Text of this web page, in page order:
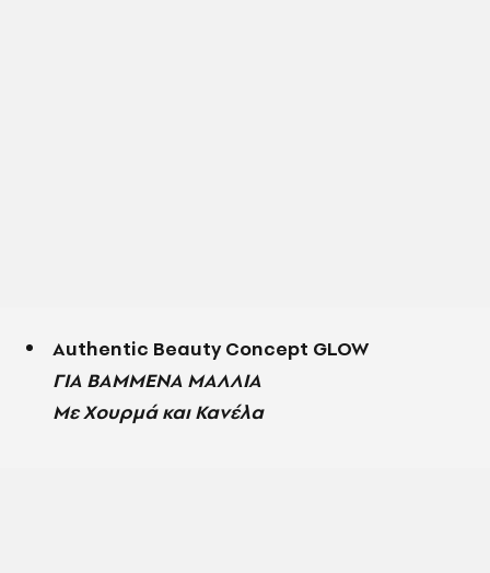
Authentic Beauty Concept GLOW
ΓΙΑ ΒΑΜΜΕΝΑ ΜΑΛΛΙΑ
Με Χουρμά και Κανέλα